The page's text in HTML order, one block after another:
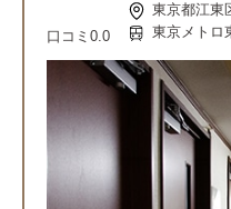
口コミ 0.0
東京都江東
東京メトロ